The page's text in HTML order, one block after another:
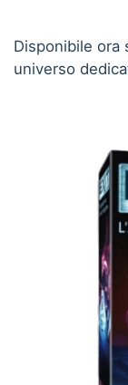
Disponibile ora
universo